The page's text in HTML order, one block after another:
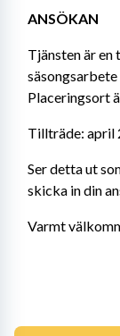
ANSÖKAN
Tjänsten är
Placeringsort
Tillträde: april
Ser detta ut
skicka in din
Varmt